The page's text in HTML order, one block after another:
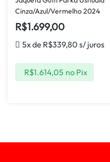
Cinza/Azul/Vermelho 2024
R$1.699,00
5x de R$339,80 s/ juros
R$1.614,05 no Pix